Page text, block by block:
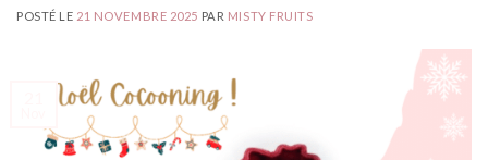
POSTÉ LE 21 NOVEMBRE 2025 PAR MISTY FRUITS